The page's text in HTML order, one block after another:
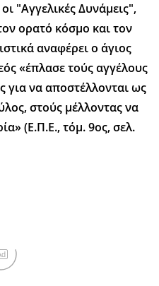
"Αγγελικές Δυνάμεις",
ορατό κόσμο και τον
αναφέρει ο άγιος
«έπλασε τούς αγγέλους
για να αποστέλλονται ως
στούς μέλλοντας να
(Ε.Π.Ε., τόμ. 9ος, σελ.